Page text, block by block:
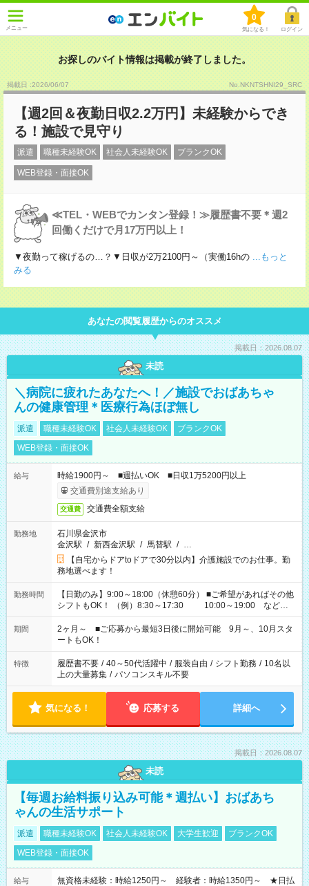
メニュー
0
気になる！ ログイン
お探しのバイト情報は掲載が終了しました。
掲載日 :2026/06/07 No.NKNTSHNI29_SRC
【週2回＆夜勤日収2.2万円】未経験からでき
る！施設で見守り
派遣 職種未経験OK 社会人未経験OK ブランクOK
WEB登録・面接OK
≪TEL・WEBでカンタン登録！≫履歴書不要＊週2
回働くだけで月17万円以上！
▼夜勤って稼げるの…？▼日収が2万2100円～（実働16hの ...もっと
みる
あなたの閲覧履歴からのオススメ
掲載日：2026.08.07
未読
＼病院に疲れたあなたへ！／施設でおばあちゃ
んの健康管理＊医療行為ほぼ無し
派遣 職種未経験OK 社会人未経験OK
ブランクOK
WEB登録・面接OK
給与
時給1900円～ ■週払いOK ■日収1万5200円以上
交通費別途支給あり
交通費 交通費全額支給
勤務地
石川県金沢市
金沢駅 / 新西金沢駅 / 馬替駅 / …
【自宅からドアtoドアで30分以内】介護施設でのお仕事。勤
務地選べます！
勤務時間
【日勤のみ】9:00～18:00（休憩60分） ■ご希望があればその他
シフトもOK！ （例）8:30～17:30 10:00～19:00 など
「家族とお休みを合わせたい」 「できれば残業はしたくない」
など、あなたのご希望に沿ったお仕事をご紹介します！ ※Wワ
ーク希望の方へ 今ご覧のお仕事で希望する勤務時間と、もう1つ
のお仕事の勤務時間。 合計で週40時間を超える場合は応募でき
ません
期間
2ヶ月～ ■ご応募から最短3日後に開始可能 9月～、10月スタ
ートもOK！
特徴 履歴書不要 / 40～50代活躍中 / 服装自由 / シフト勤務 / 10名以
上の大量募集 / パソコンスキル不要
気になる！ 応募する 詳細へ
掲載日：2026.08.07
未読
【毎週お給料振り込み可能＊週払い】おばあち
ゃんの生活サポート
派遣 職種未経験OK 社会人未経験OK 大学生歓迎
ブランクOK
WEB登録・面接OK
給与
無資格未経験：時給1250円～ 経験者：時給1350円～ ★日払